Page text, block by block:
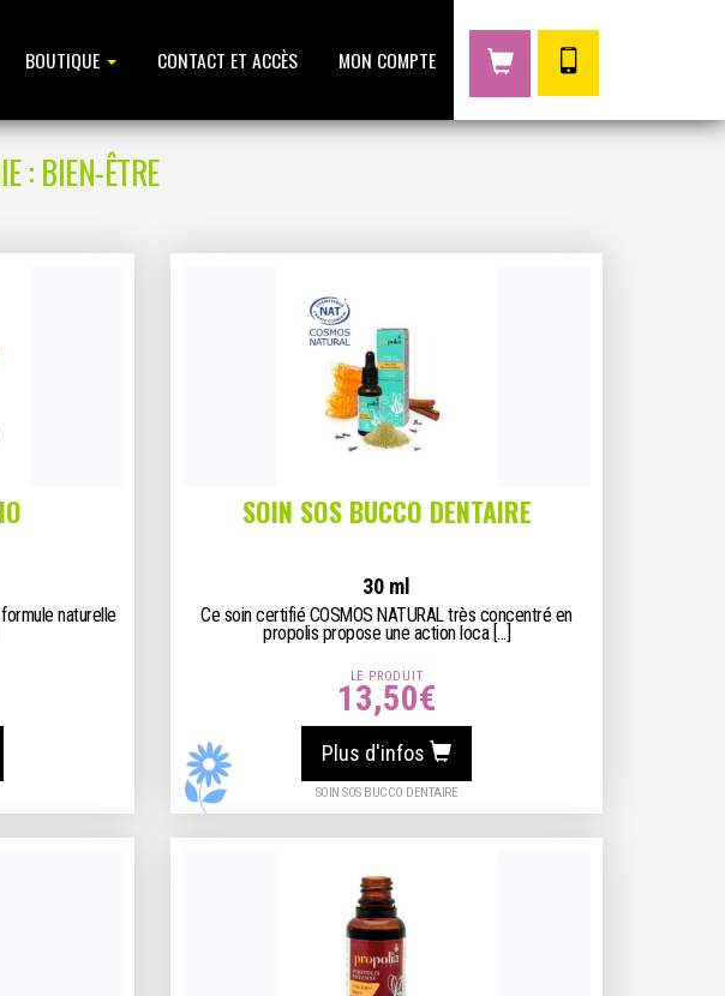
BOUTIQUE CONTACT ET ACCÈS MON COMPTE
: BIEN-ÊTRE
naturelle
SOIN SOS BUCCO DENTAIRE
30 ml
Ce soin certifié COSMOS NATURAL très concentré en
propolis propose une action loca [...]
LE PRODUIT
13,50€
Plus d'infos
SOIN SOS BUCCO DENTAIRE